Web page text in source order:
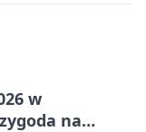
w
na